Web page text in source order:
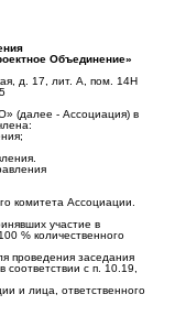
Объединение»
д. 17, лит. А, пом. 14Н
(далее - Ассоциация) в
комитета Ассоциации.
участие в
% количественного
проведения заседания
с п. 10.19,
и лица, ответственного